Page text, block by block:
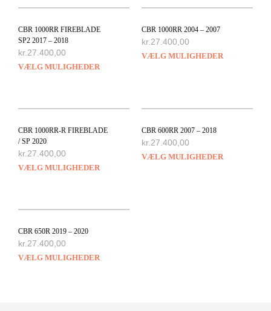
CBR 1000RR FIREBLADE
SP2 2017 – 2018
kr. 27.400,00
VÆLG MULIGHEDER
CBR 1000RR 2004 – 2007
kr. 27.400,00
VÆLG MULIGHEDER
CBR 1000RR-R FIREBLADE
/ SP 2020
kr. 27.400,00
VÆLG MULIGHEDER
CBR 600RR 2007 – 2018
kr. 27.400,00
VÆLG MULIGHEDER
CBR 650R 2019 – 2020
kr. 27.400,00
VÆLG MULIGHEDER